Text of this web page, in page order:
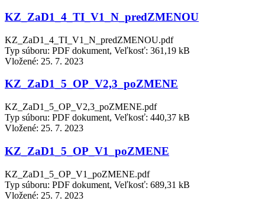
KZ_ZaD1_4_TI_V1_N_predZMENOU
KZ_ZaD1_4_TI_V1_N_predZMENOU.pdf
Typ súboru: PDF dokument, Veľkosť: 361,19 kB
Vložené: 25. 7. 2023
KZ_ZaD1_5_OP_V2,3_poZMENE
KZ_ZaD1_5_OP_V2,3_poZMENE.pdf
Typ súboru: PDF dokument, Veľkosť: 440,37 kB
Vložené: 25. 7. 2023
KZ_ZaD1_5_OP_V1_poZMENE
KZ_ZaD1_5_OP_V1_poZMENE.pdf
Typ súboru: PDF dokument, Veľkosť: 689,31 kB
Vložené: 25. 7. 2023